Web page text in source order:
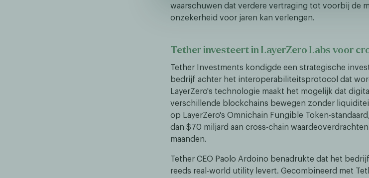
waarschuwen dat verdere vertraging tot voorbij de
onzekerheid voor jaren kan verlengen.
Tether investeert in LayerZero Labs voor
Tether Investments kondigde een strategische
bedrijf achter het interoperabiliteitsprotocol dat
LayerZero's technologie maakt het mogelijk dat
verschillende blockchains bewegen zonder
op LayerZero's Omnichain Fungible Token-
dan $70 miljard aan cross-chain
maanden.
Tether CEO Paolo Ardoino benadrukte dat het
reeds real-world utility levert. Gecombineerd met